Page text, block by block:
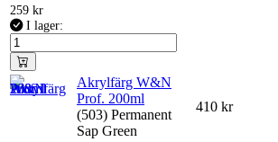
259 kr
I lager:
Akrylfärg W&N
Prof. 200ml
(503) Permanent
Sap Green
410 kr